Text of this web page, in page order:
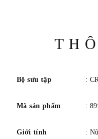
Bộ sưu tập :
Mã sản phẩm :
Giới tính :